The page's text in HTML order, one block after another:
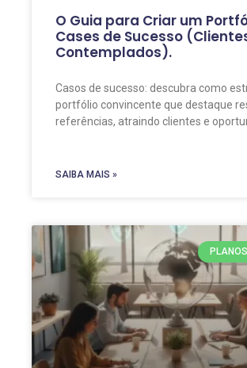
O Guia para Criar um
Cases de Sucesso
Contemplados).
Casos de sucesso: descubra como
portfólio convincente que destaque
referências, atraindo clientes e
SAIBA MAIS »